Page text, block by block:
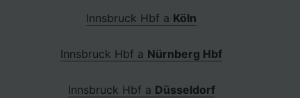
Innsbruck Hbf a Köln
Innsbruck Hbf a Nürnberg Hbf
Innsbruck Hbf a Düsseldorf